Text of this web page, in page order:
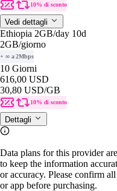
10% di sconto
Vedi dettagli
Ethiopia 2GB/day 10d
2GB/giorno
+ ∞ a 2Mbps
10 Giorni
616,00 USD
30,80 USD/GB
10% di sconto
Dettagli
Data plans for this provider
to keep the information
or accuracy. Please confirm
or app before purchasing.